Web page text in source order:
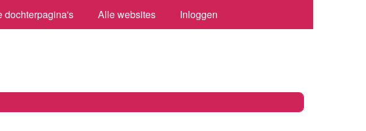
dochterpagina's Alle websites Inloggen